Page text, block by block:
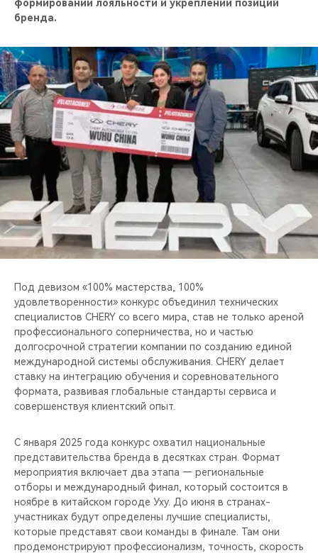
CHERY И СПОРТ
НАШИ МЕРОПРИЯТИЯ
ВИДЕООБЗОРЫ
CHERY ДЛЯ ДЕТЕЙ
формировании лояльности и укреплении позиций
бренда.
Под девизом «100% мастерства, 100%
удовлетворенности» конкурс объединил технических
специалистов CHERY со всего мира, став не только ареной
профессионального соперничества, но и частью
долгосрочной стратегии компании по созданию единой
международной системы обслуживания. CHERY делает
ставку на интеграцию обучения и соревновательного
формата, развивая глобальные стандарты сервиса и
совершенствуя клиентский опыт.
С января 2025 года конкурс охватил национальные
представительства бренда в десятках стран. Формат
мероприятия включает два этапа — региональные
отборы и международный финал, который состоится в
ноябре в китайском городе Уху. До июня в странах-
участниках будут определены лучшие специалисты,
которые представят свои команды в финале. Там они
продемонстрируют профессионализм, точность, скорость